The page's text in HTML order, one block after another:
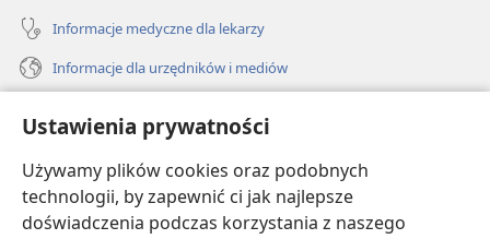
Ustawienia prywatności
Używamy plików cookies oraz podobnych
technologii, by zapewnić ci jak najlepsze
doświadczenia podczas korzystania z naszego
Informacje medyczne dla lekarzy
Informacje dla urzędników i mediów
Darowizny
(opens
new
window)BIBLIOTEKA INTERNETOWA Strażnicy
(opens